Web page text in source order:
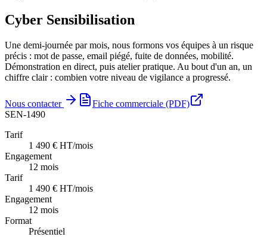
Cyber Sensibilisation
Une demi-journée par mois, nous formons vos équipes à un risque
précis : mot de passe, email piégé, fuite de données, mobilité.
Démonstration en direct, puis atelier pratique. Au bout d'un an, un
chiffre clair : combien votre niveau de vigilance a progressé.
Nous contacter
Fiche commerciale (PDF)
SEN-1490
Tarif
1 490 € HT/mois
Engagement
12 mois
Tarif
1 490 € HT/mois
Engagement
12 mois
Format
Présentiel